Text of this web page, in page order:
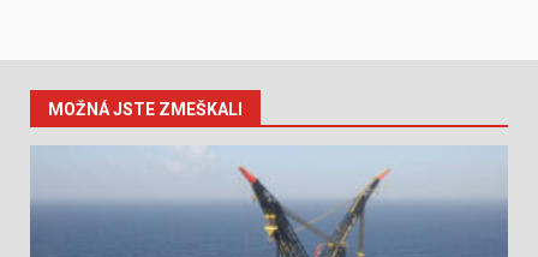
MOŽNÁ JSTE ZMEŠKALI